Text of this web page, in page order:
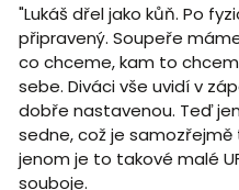
"Lukáš dřel jako kůň. Po
připravený. Soupeře
co chceme, kam to
sebe. Diváci vše uvidí v
dobře nastavenou. Teď
sedne, což je
jenom je to takové malé
souboje.